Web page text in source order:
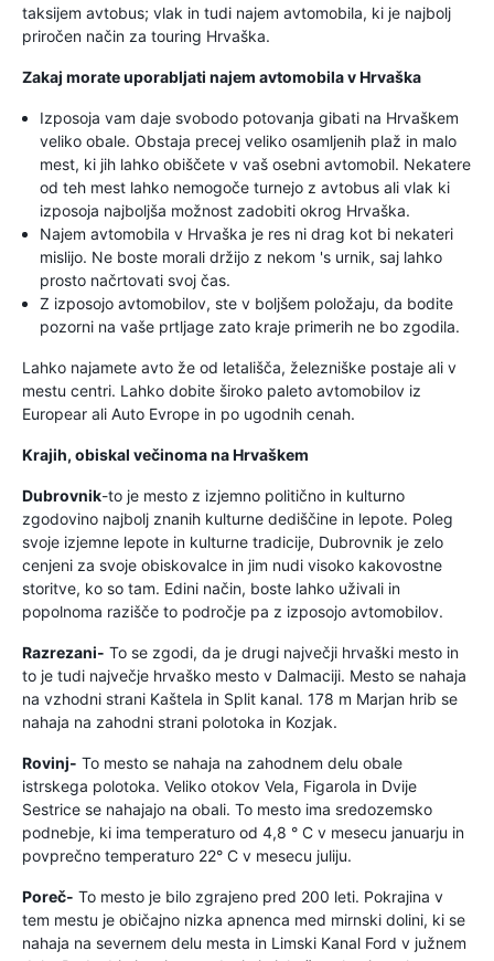
taksijem avtobus; vlak in tudi najem avtomobila, ki je najbolj
priročen način za touring Hrvaška.
Zakaj morate uporabljati najem avtomobila v Hrvaška
Izposoja vam daje svobodo potovanja gibati na Hrvaškem
veliko obale. Obstaja precej veliko osamljenih plaž in malo
mest, ki jih lahko obiščete v vaš osebni avtomobil. Nekatere
od teh mest lahko nemogoče turnejo z avtobus ali vlak ki
izposoja najboljša možnost zadobiti okrog Hrvaška.
Najem avtomobila v Hrvaška je res ni drag kot bi nekateri
mislijo. Ne boste morali držijo z nekom 's urnik, saj lahko
prosto načrtovati svoj čas.
Z izposojo avtomobilov, ste v boljšem položaju, da bodite
pozorni na vaše prtljage zato kraje primerih ne bo zgodila.
Lahko najamete avto že od letališča, železniške postaje ali v
mestu centri. Lahko dobite široko paleto avtomobilov iz
Europear ali Auto Evrope in po ugodnih cenah.
Krajih, obiskal večinoma na Hrvaškem
Dubrovnik-to je mesto z izjemno politično in kulturno
zgodovino najbolj znanih kulturne dediščine in lepote. Poleg
svoje izjemne lepote in kulturne tradicije, Dubrovnik je zelo
cenjeni za svoje obiskovalce in jim nudi visoko kakovostne
storitve, ko so tam. Edini način, boste lahko uživali in
popolnoma razišče to področje pa z izposojo avtomobilov.
Razrezani- To se zgodi, da je drugi največji hrvaški mesto in
to je tudi največje hrvaško mesto v Dalmaciji. Mesto se nahaja
na vzhodni strani Kaštela in Split kanal. 178 m Marjan hrib se
nahaja na zahodni strani polotoka in Kozjak.
Rovinj- To mesto se nahaja na zahodnem delu obale
istrskega polotoka. Veliko otokov Vela, Figarola in Dvije
Sestrice se nahajajo na obali. To mesto ima sredozemsko
podnebje, ki ima temperaturo od 4,8 ° C v mesecu januarju in
povprečno temperaturo 22° C v mesecu juliju.
Poreč- To mesto je bilo zgrajeno pred 200 leti. Pokrajina v
tem mestu je običajno nizka apnenca med mirnski dolini, ki se
nahaja na severnem delu mesta in Limski Kanal Ford v južnem